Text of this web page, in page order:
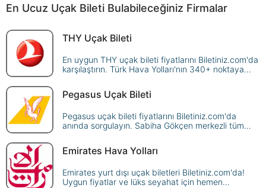
En Ucuz Uçak Bileti Bulabileceğiniz Firmalar
THY Uçak Bileti
En uygun THY uçak bileti fiyatlarını Biletiniz.com'da
karşılaştırın. Türk Hava Yolları'nın 340+ noktaya
Pegasus Uçak Bileti
Pegasus uçak bileti fiyatlarını Biletiniz.com'da
anında sorgulayın. Sabiha Gökçen merkezli tüm
Emirates Hava Yolları
Emirates yurt dışı uçak biletleri Biletiniz.com'da!
Uygun fiyatlar ve lüks seyahat için hemen